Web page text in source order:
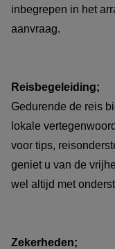
met:
kamer indeling. De
namelijk, indien u
bijvoorbeeld een
inbegrepen in het
aanvraag.
Reisbegeleiding;
Gedurende de reis
lokale
voor tips,
geniet u van de
wel altijd met
Zekerheden;